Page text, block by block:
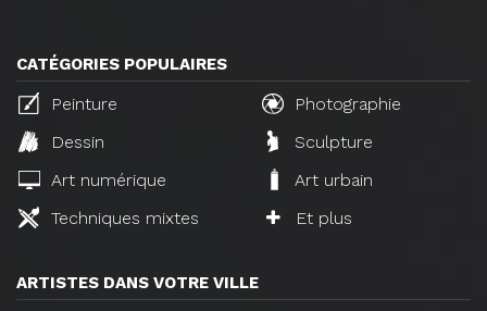
CATÉGORIES POPULAIRES
Peinture
Photographie
Dessin
Sculpture
Art numérique
Art urbain
Techniques mixtes
Et plus
ARTISTES DANS VOTRE VILLE